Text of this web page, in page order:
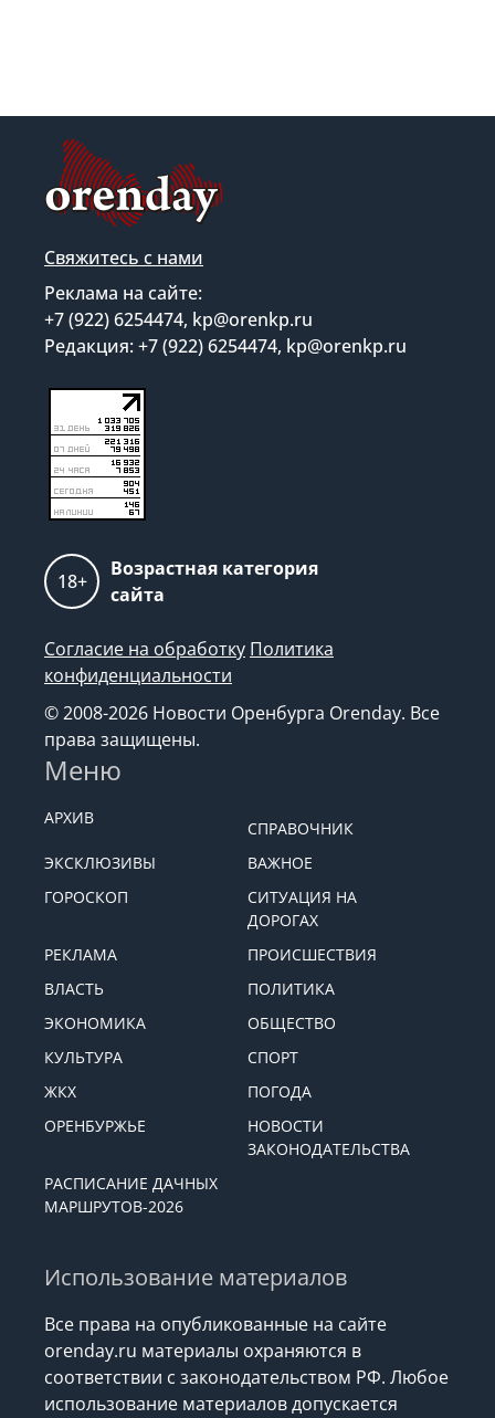
Свяжитесь с нами
Реклама на сайте:
+7 (922) 6254474, kp@orenkp.ru
Редакция: +7 (922) 6254474, kp@orenkp.ru
18+
Возрастная категория
сайта
Согласие на обработку Политика
конфиденциальности
© 2008-2026 Новости Оренбурга Orenday. Все
права защищены.
Меню
АРХИВ
СПРАВОЧНИК
ЭКСКЛЮЗИВЫ
ВАЖНОЕ
ГОРОСКОП
СИТУАЦИЯ НА
ДОРОГАХ
РЕКЛАМА
ПРОИСШЕСТВИЯ
ВЛАСТЬ
ПОЛИТИКА
ЭКОНОМИКА
ОБЩЕСТВО
КУЛЬТУРА
СПОРТ
ЖКХ
ПОГОДА
ОРЕНБУРЖЬЕ
НОВОСТИ
ЗАКОНОДАТЕЛЬСТВА
РАСПИСАНИЕ ДАЧНЫХ
МАРШРУТОВ-2026
Использование материалов
Все права на опубликованные на сайте
orenday.ru материалы охраняются в
соответствии с законодательством РФ. Любое
использование материалов допускается